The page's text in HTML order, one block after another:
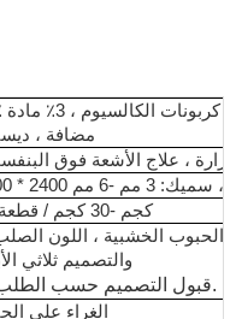
مضافة ،
، علاج الأشعة فوق
2400 مم ، سميك: 3 مم -6 مم
19 كجم -30 كجم / قطعة
والتصميم ثلاثي
2. قبول التصميم حسب الطلب.
الغراء على